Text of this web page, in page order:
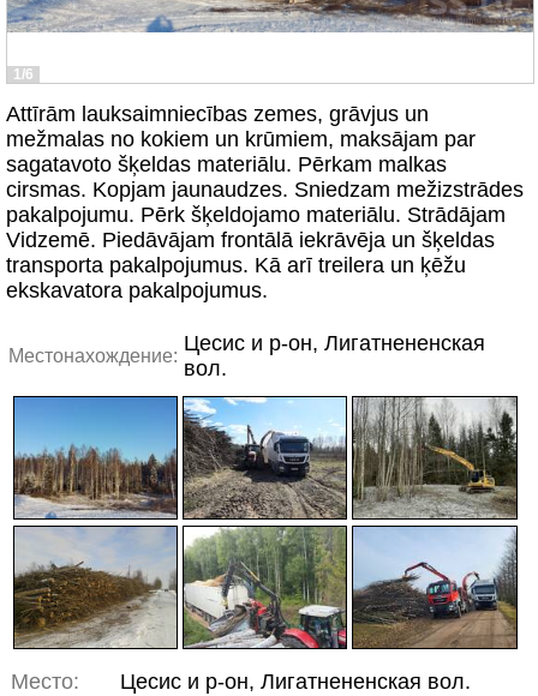
1/6
Attīrām lauksaimniecības zemes, grāvjus un
mežmalas no kokiem un krūmiem, maksājam par
sagatavoto šķeldas materiālu. Pērkam malkas
cirsmas. Kopjam jaunaudzes. Sniedzam mežizstrādes
pakalpojumu. Pērk šķeldojamo materiālu. Strādājam
Vidzemē. Piedāvājam frontālā iekrāvēja un šķeldas
transporta pakalpojumus. Kā arī treilera un ķēžu
ekskavatora pakalpojumus.
Местонахождение:
Цесис и р-он, Лигатнененская
вол.
Место: Цесис и р-он, Лигатнененская вол.